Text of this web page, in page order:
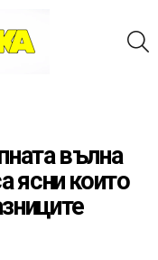
вълна
ясни които